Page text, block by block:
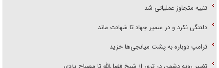
تنبیه متجاوز عملیاتی شد
دلتنگی نکرد و در مسیر جهاد تا شهادت ماند
ترامپ دوباره به پشت میانجی‌ها خزید